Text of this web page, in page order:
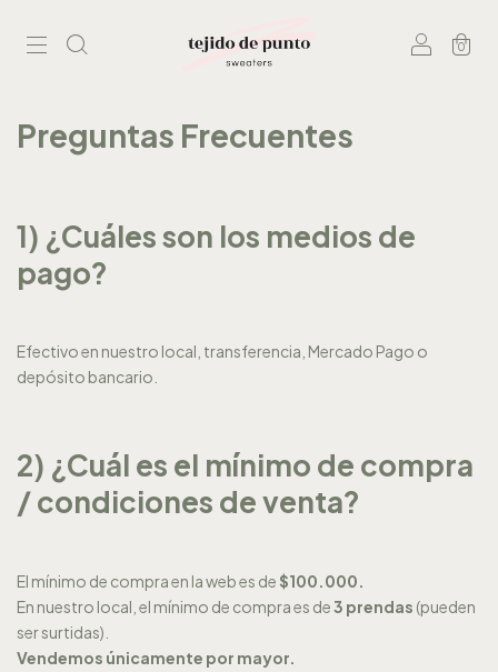
0
Preguntas Frecuentes
1) ¿Cuáles son los medios de
pago?
Efectivo en nuestro local, transferencia, Mercado Pago o
depósito bancario.
2) ¿Cuál es el mínimo de compra
/ condiciones de venta?
El mínimo de compra en la web es de$100.000.
En nuestro local, el mínimo de compra es de3 prendas (pueden
ser surtidas).
Vendemos únicamente por mayor.